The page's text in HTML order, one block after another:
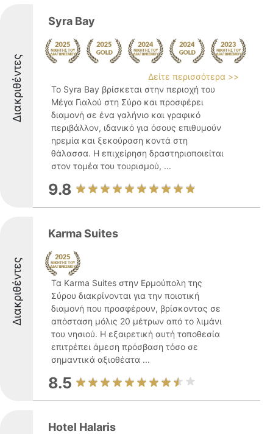
Διακριθέντες
Syra Bay
Δείτε περισσότερα >>
Το Syra Bay βρίσκεται στην περιοχή του
Μέγα Γιαλού στη Σύρο και προσφέρει
διαμονή σε ένα γαλήνιο και γραφικό
περιβάλλον, ιδανικό για όσους επιθυμούν
ηρεμία και ξεκούραση κοντά στη
θάλασσα. Η επιχείρηση δραστηριοποιείται
στον τομέα του τουρισμού, ...
9.8
Διακριθέντες
Karma Suites
Τα Karma Suites στην Ερμούπολη της
Σύρου διακρίνονται για την ποιοτική
διαμονή που προσφέρουν, βρίσκοντας σε
απόσταση μόλις 20 μέτρων από το λιμάνι
του νησιού. Η εξαιρετική αυτή τοποθεσία
επιτρέπει άμεση πρόσβαση τόσο σε
σημαντικά αξιοθέατα ...
8.5
Hotel Halaris